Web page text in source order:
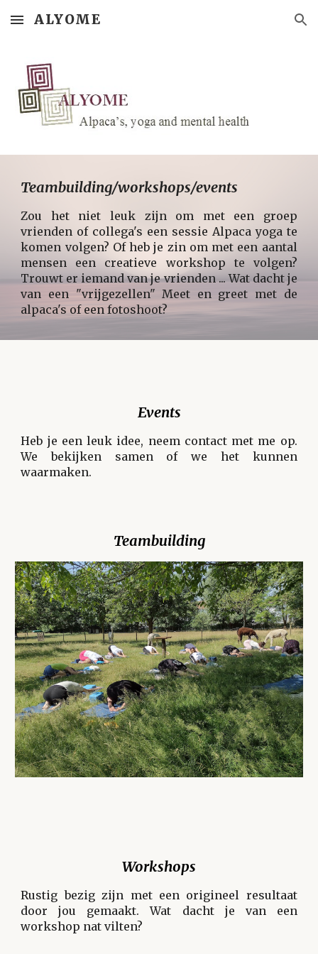
Skip to main content Skip to navigation
ALYOME
Teambuilding/workshops/events
Zou het niet leuk zijn om met een groep
vrienden of collega's een sessie Alpaca yoga te
komen volgen? Of heb je zin om met een aantal
mensen een creatieve workshop te volgen?
Trouwt er iemand van je vrienden ... Wat dacht je
van een "vrijgezellen" Meet en greet met de
alpaca's of een fotoshoot?
Events
Heb je een leuk idee, neem contact met me op.
We bekijken samen of we het kunnen
waarmaken.
Teambuilding
Workshops
Rustig bezig zijn met een origineel resultaat
door jou gemaakt. Wat dacht je van een
workshop nat vilten?